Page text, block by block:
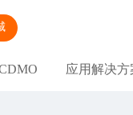
应用解决方